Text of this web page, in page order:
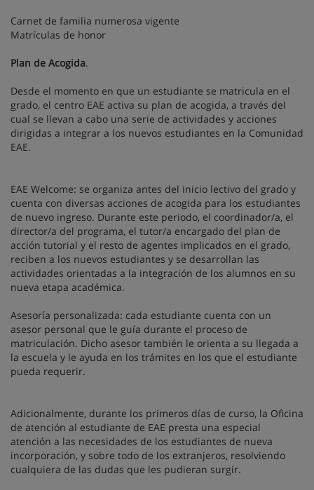
Carnet de familia numerosa vigente
Matrículas de honor
Plan de Acogida.
Desde el momento en que un estudiante se matricula en el
grado, el centro EAE activa su plan de acogida, a través del
cual se llevan a cabo una serie de actividades y acciones
dirigidas a integrar a los nuevos estudiantes en la Comunidad
EAE.
EAE Welcome: se organiza antes del inicio lectivo del grado y
cuenta con diversas acciones de acogida para los estudiantes
de nuevo ingreso. Durante este periodo, el coordinador/a, el
director/a del programa, el tutor/a encargado del plan de
acción tutorial y el resto de agentes implicados en el grado,
reciben a los nuevos estudiantes y se desarrollan las
actividades orientadas a la integración de los alumnos en su
nueva etapa académica.
Asesoría personalizada: cada estudiante cuenta con un
asesor personal que le guía durante el proceso de
matriculación. Dicho asesor también le orienta a su llegada a
la escuela y le ayuda en los trámites en los que el estudiante
pueda requerir.
Adicionalmente, durante los primeros días de curso, la Oficina
de atención al estudiante de EAE presta una especial
atención a las necesidades de los estudiantes de nueva
incorporación, y sobre todo de los extranjeros, resolviendo
cualquiera de las dudas que les pudieran surgir.